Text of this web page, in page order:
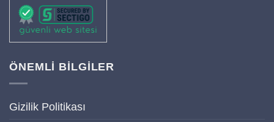
ÖNEMLİ BİLGİLER
Gizilik Politikası